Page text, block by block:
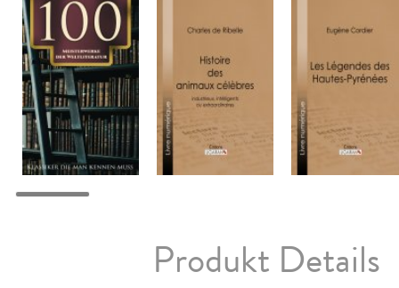
Produkt Details